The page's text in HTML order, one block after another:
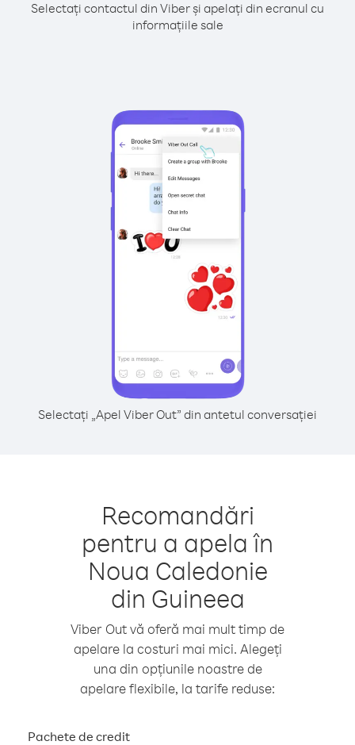
Selectați contactul din Viber și apelați din ecranul cu
informațiile sale
Selectați „Apel Viber Out” din antetul conversației
Recomandări
pentru a apela în
Noua Caledonie
din Guineea
Viber Out vă oferă mai mult timp de
apelare la costuri mai mici. Alegeți
una din opțiunile noastre de
apelare flexibile, la tarife reduse:
Pachete de credit